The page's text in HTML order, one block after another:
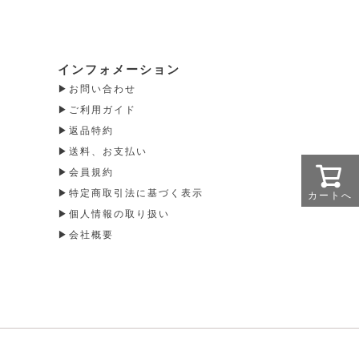
カートへ
インフォメーション
お問い合わせ
ご利用ガイド
返品特約
送料、お支払い
会員規約
特定商取引法に基づく表示
個人情報の取り扱い
会社概要